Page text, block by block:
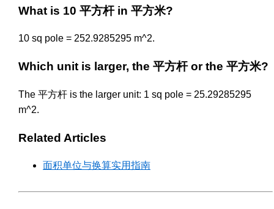
What is 10 平方杆 in 平方米?
10 sq pole = 252.9285295 m^2.
Which unit is larger, the 平方杆 or the 平方米?
The 平方杆 is the larger unit: 1 sq pole = 25.29285295
m^2.
Related Articles
面积单位与换算实用指南